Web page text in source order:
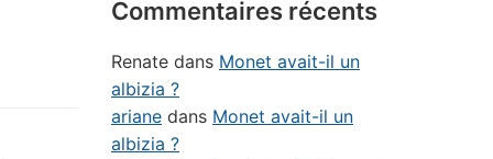
Commentaires récents
Renate dans Monet avait-il un
albizia ?
ariane dans Monet avait-il un
albizia ?